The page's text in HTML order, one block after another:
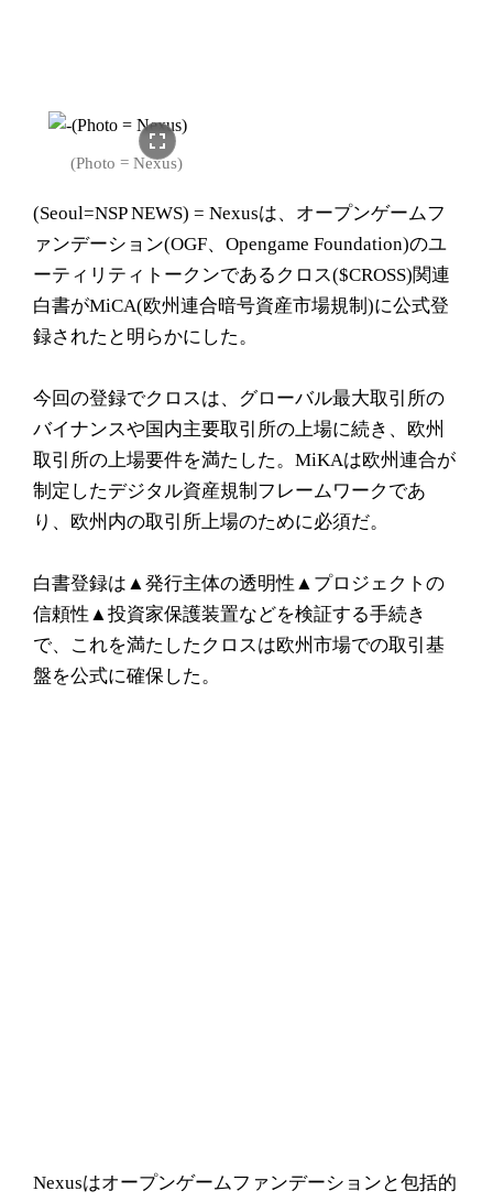
fullscreen
(Photo = Nexus)
(Seoul=NSP NEWS) = Nexusは、オープンゲームフ
ァンデーション(OGF、Opengame Foundation)のユ
ーティリティトークンであるクロス($CROSS)関連
白書がMiCA(欧州連合暗号資産市場規制)に公式登
録されたと明らかにした。
今回の登録でクロスは、グローバル最大取引所の
バイナンスや国内主要取引所の上場に続き、欧州
取引所の上場要件を満たした。MiKAは欧州連合が
制定したデジタル資産規制フレームワークであ
り、欧州内の取引所上場のために必須だ。
白書登録は▲発行主体の透明性▲プロジェクトの
信頼性▲投資家保護装置などを検証する手続き
で、これを満たしたクロスは欧州市場での取引基
盤を公式に確保した。
Nexusはオープンゲームファンデーションと包括的